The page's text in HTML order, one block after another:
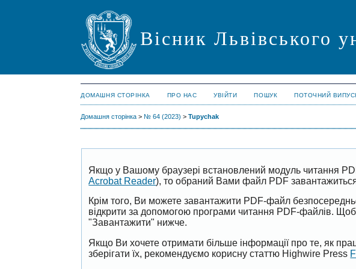
Вісник Львівського
ДОМАШНЯ СТОРІНКА ПРО НАС УВІЙТИ ПОШУК ПОТОЧНИЙ
Домашня сторінка > № 64 (2023) >Tupychak
Якщо у Вашому браузері встановлений модуль читання
Acrobat Reader), то обраний Вами файл PDF завантажиться
Крім того, Ви можете завантажити PDF-файл
відкрити за допомогою програми читання PDF-файлів.
"Завантажити" нижче.
Якщо Ви хочете отримати більше інформації про те, як
зберігати їх, рекомендуємо корисну статтю Highwire Press